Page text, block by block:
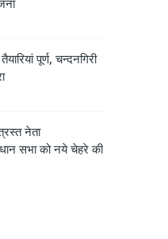
पूर्ण, चन्दनगिरी
नेता
सभा को नये चेहरे की